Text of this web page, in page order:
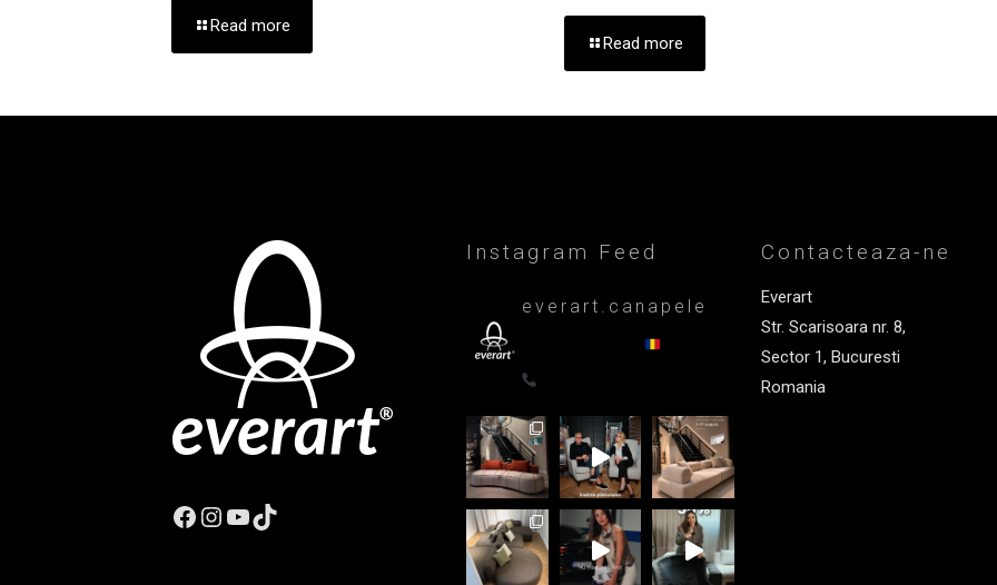
Read more
Read more
Facebook
Instagram
YouTube
TikTok
Instagram Feed
everart.canapele
Contacteaza-ne
Everart
Str. Scarisoara nr. 8,
Sector 1, Bucuresti
Romania